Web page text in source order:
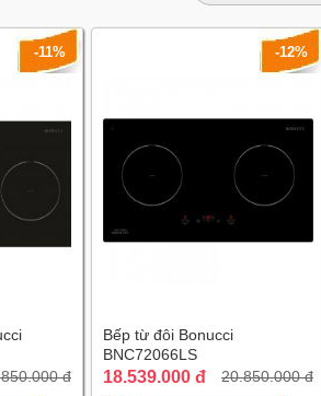
-11%
đ
-12%
Bếp từ đôi Bonucci
BNC72066LS
18.539.000 đ 20.850.000 đ